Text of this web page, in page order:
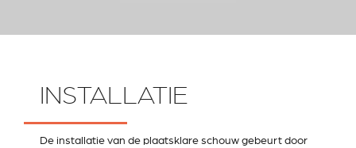
INSTALLATIE
De installatie van de plaatsklare schouw gebeurt door